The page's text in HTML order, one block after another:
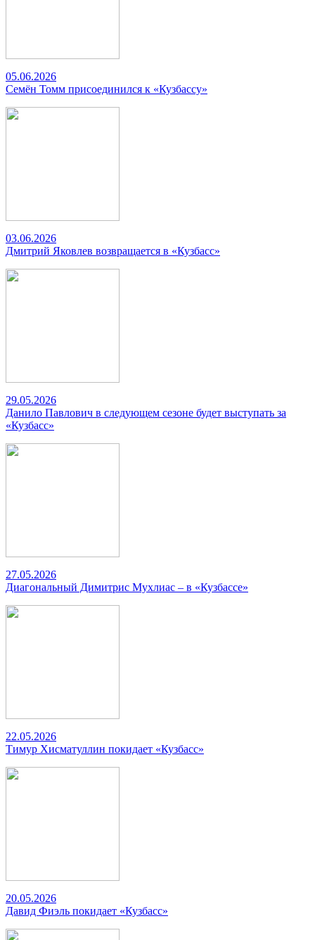
05.06.2026
Семён Томм присоединился к «Кузбассу»
03.06.2026
Дмитрий Яковлев возвращается в «Кузбасс»
29.05.2026
Данило Павлович в следующем сезоне будет выступать за
«Кузбасс»
27.05.2026
Диагональный Димитрис Мухлиас – в «Кузбассе»
22.05.2026
Тимур Хисматуллин покидает «Кузбасс»
20.05.2026
Давид Фиэль покидает «Кузбасс»